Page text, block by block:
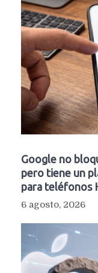
Google no
pero tiene un
para teléfonos
6 agosto, 2026